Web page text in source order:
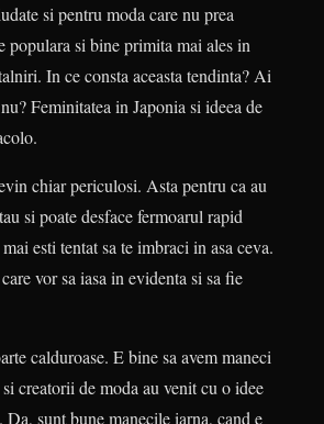
si pentru moda care nu prea
populara si bine primita mai ales in
In ce consta aceasta tendinta? Ai
Feminitatea in Japonia si ideea de
chiar periculosi. Asta pentru ca au
si poate desface fermoarul rapid
esti tentat sa te imbraci in asa ceva.
vor sa iasa in evidenta si sa fie
calduroase. E bine sa avem maneci
creatorii de moda au venit cu o idee
sunt bune manecile iarna, cand e